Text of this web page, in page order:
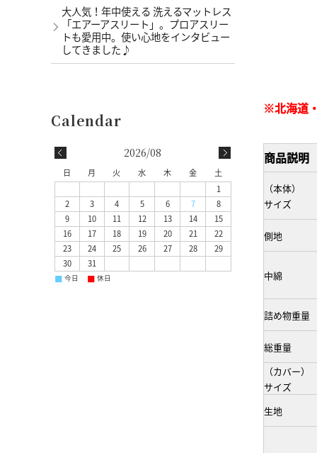
※北海道
商品説明
（本体）
サイズ
側地
中綿
詰め物重量
総重量
（カバー）
サイズ
生地
大人気！年中使える 洗えるマットレス
「エアーアスリート」。プロアスリー
トも愛用中。使い心地をインタビュー
してきました♪
2026/08
日 月 火 水 木 金
土
1
2
3 4 5 6 7
8
9
10 11 12 13 14
15
16
17 18 19 20 21
22
23
24 25 26 27 28
29
30
31
■ 今日 ■ 休日